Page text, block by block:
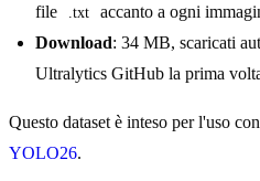
file
.txt
accanto a ogni
Download: 34 MB, scaricati
Ultralytics GitHub la prima
Questo dataset è inteso per l'uso con
YOLO26.